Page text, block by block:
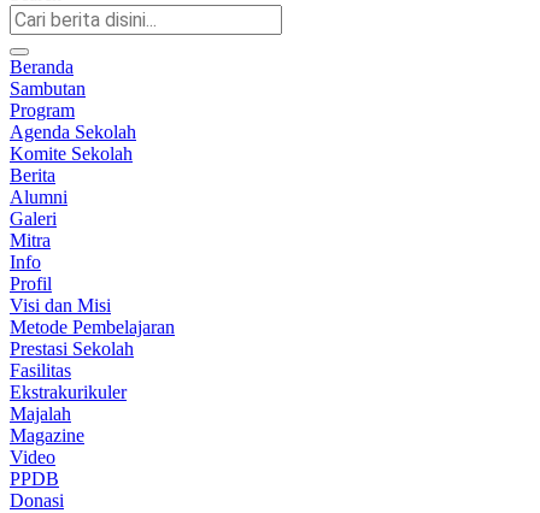
Beranda
Sambutan
Program
Agenda Sekolah
Komite Sekolah
Berita
Alumni
Galeri
Mitra
Info
Profil
Visi dan Misi
Metode Pembelajaran
Prestasi Sekolah
Fasilitas
Ekstrakurikuler
Majalah
Magazine
Video
PPDB
Donasi